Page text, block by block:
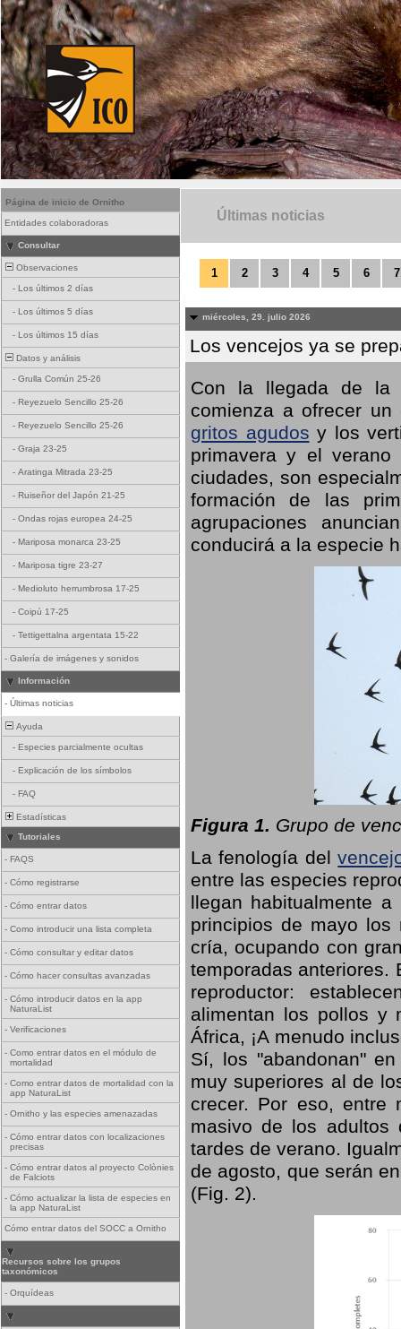
Página de inicio de Ornitho
Entidades colaboradoras
Consultar
Observaciones
- Los últimos 2 días
- Los últimos 5 días
- Los últimos 15 días
Datos y análisis
- Grulla Común 25-26
- Reyezuelo Sencillo 25-26
- Reyezuelo Sencillo 25-26
- Graja 23-25
- Aratinga Mitrada 23-25
- Ruiseñor del Japón 21-25
- Ondas rojas europea 24-25
- Mariposa monarca 23-25
- Mariposa tigre 23-27
- Medioluto herrumbrosa 17-25
- Coipú 17-25
- Tettigettalna argentata 15-22
- Galería de imágenes y sonidos
Información
- Últimas noticias
Ayuda
- Especies parcialmente ocultas
- Explicación de los símbolos
- FAQ
Estadísticas
Tutoriales
- FAQS
- Cómo registrarse
- Cómo entrar datos
- Como introducir una lista completa
- Cómo consultar y editar datos
- Cómo hacer consultas avanzadas
- Cómo introducir datos en la app
NaturaList
- Verificaciones
- Como entrar datos en el módulo de
mortalidad
- Como entrar datos de mortalidad con la
app NaturaList
- Ornitho y las especies amenazadas
- Cómo entrar datos con localizaciones
precisas
- Cómo entrar datos al proyecto Colònies
de Falciots
- Cómo actualizar la lista de especies en
la app NaturaList
Cómo entrar datos del SOCC a Ornitho
Recursos sobre los grupos
taxonómicos
- Orquídeas
Últimas noticias
1 2 3 4 5 6 7
miércoles, 29. julio 2026
Los vencejos ya se
Con la llegada de la
comienza a ofrecer un
gritos agudos y los
primavera y el
ciudades, son
formación de las
agrupaciones
conducirá a la especie
Figura 1. Grupo de
La fenología del
entre las especies
llegan habitualmente
principios de mayo los
cría, ocupando con
temporadas anteriores.
reproductor:
alimentan los pollos y
África, ¡A menudo
Sí, los "abandonan"
muy superiores al de
crecer. Por eso, entre
masivo de los adultos
tardes de verano.
de agosto, que serán
(Fig. 2).